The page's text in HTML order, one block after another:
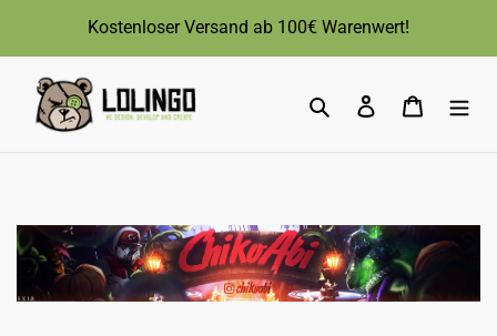
Inhalt
Kostenloser Versand ab 100€ Warenwert!
SuchenEinloggen